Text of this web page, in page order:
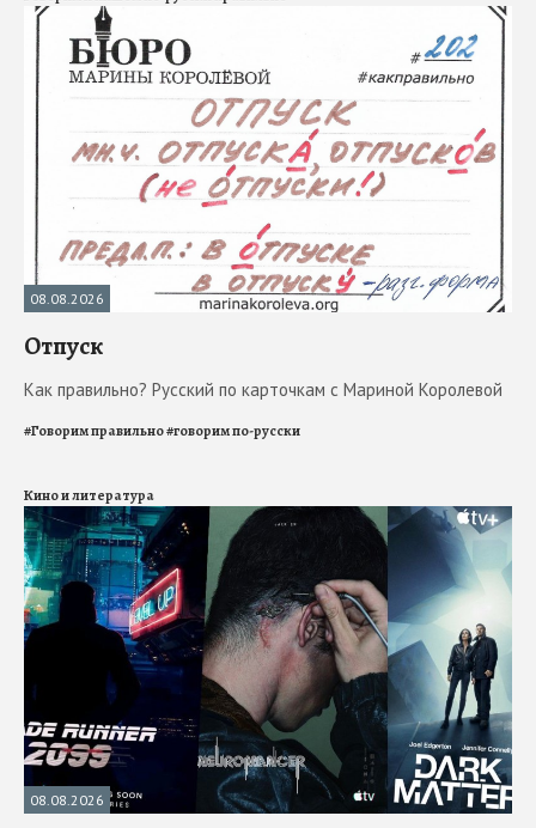
08.08.2026
Отпуск
Как правильно? Русский по карточкам с Мариной Королевой
#Говорим правильно#говорим по-русски
Кино и литература
08.08.2026